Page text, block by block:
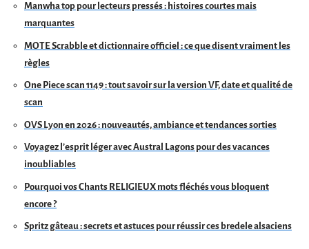
Manwha top pour lecteurs pressés : histoires courtes mais
marquantes
MOTE Scrabble et dictionnaire officiel : ce que disent vraiment les
règles
One Piece scan 1149 : tout savoir sur la version VF, date et qualité de
scan
OVS Lyon en 2026 : nouveautés, ambiance et tendances sorties
Voyagez l’esprit léger avec Austral Lagons pour des vacances
inoubliables
Pourquoi vos Chants RELIGIEUX mots fléchés vous bloquent
encore ?
Spritz gâteau : secrets et astuces pour réussir ces bredele alsaciens